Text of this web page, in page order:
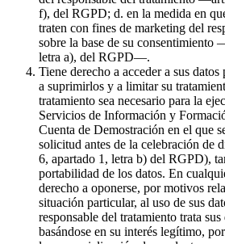
f), del RGPD; d. en la medida en
traten con fines de marketing del
sobre la base de su consentimiento
letra a), del RGPD—.
Tiene derecho a acceder a sus
a suprimirlos y a limitar su
tratamiento sea necesario para la
Servicios de Información y
Cuenta de Demostración en el que
solicitud antes de la celebración de
6, apartado 1, letra b) del RGPD),
portabilidad de los datos. En
derecho a oponerse, por motivos
situación particular, al uso de sus
responsable del tratamiento trata sus
basándose en su interés legítimo,